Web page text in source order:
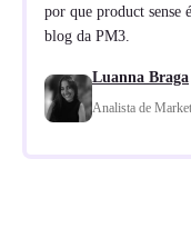
por que product sense
blog da PM3.
Luanna Braga
Analista de